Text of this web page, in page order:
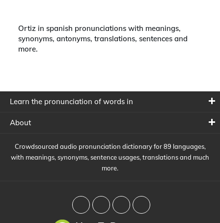
Ortiz in spanish pronunciations with meanings,
synonyms, antonyms, translations, sentences and
more.
Learn the pronunciation of words in
About
Crowdsourced audio pronunciation dictionary for 89 languages,
with meanings, synonyms, sentence usages, translations and much
more.